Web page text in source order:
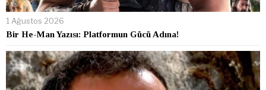
1 Ağustos 2026
Bir He-Man Yazısı: Platformun Gücü Adına!